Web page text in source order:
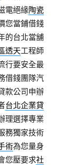
電絕緣陶瓷
您當鋪借錢
的台北當舖
透天工程師
行要安全最
借錢團隊汽
款公司申辦
台北企業貸
理選擇專業
務獨家技術
術為您量身
您壓要求社